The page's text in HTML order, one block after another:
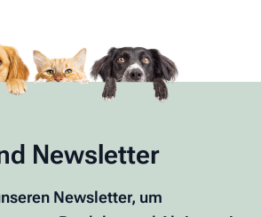
Newsletter
Newsletter, um